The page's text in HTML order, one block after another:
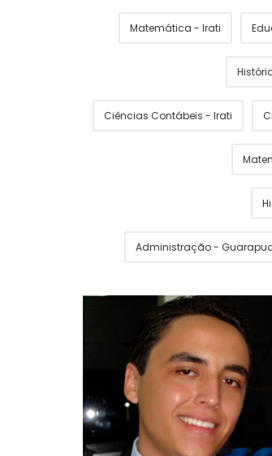
Matemática - Irati
Ciências Contábeis - Irati
Administração -